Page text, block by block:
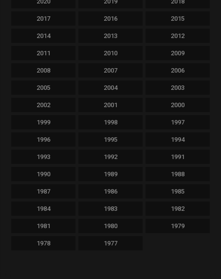
2017 2016 2015
2014 2013 2012
2011 2010 2009
2008 2007 2006
2005 2004 2003
2002 2001 2000
1999 1998 1997
1996 1995 1994
1993 1992 1991
1990 1989 1988
1987 1986 1985
1984 1983 1982
1981 1980 1979
1978 1977